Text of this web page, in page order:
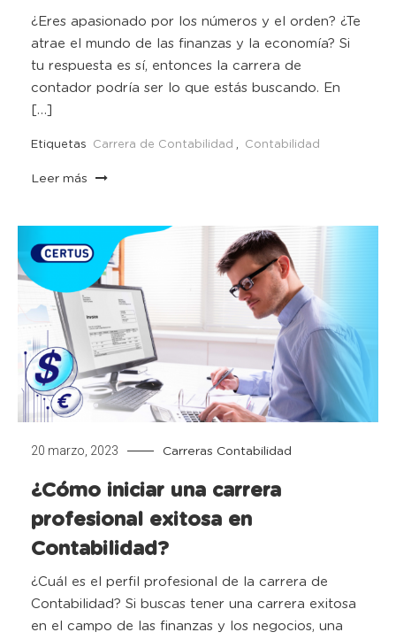
¿Eres apasionado por los números y el orden? ¿Te
atrae el mundo de las finanzas y la economía? Si
tu respuesta es sí, entonces la carrera de
contador podría ser lo que estás buscando. En
[…]
Etiquetas Carrera de Contabilidad , Contabilidad
Leer más
20 marzo, 2023 Carreras Contabilidad
¿Cómo iniciar una carrera
profesional exitosa en
Contabilidad?
¿Cuál es el perfil profesional de la carrera de
Contabilidad? Si buscas tener una carrera exitosa
en el campo de las finanzas y los negocios, una